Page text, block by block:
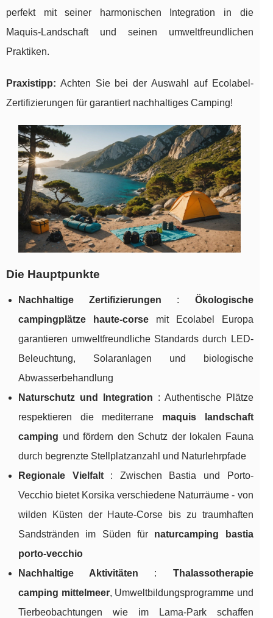
perfekt mit seiner harmonischen Integration in die
Maquis-Landschaft und seinen umweltfreundlichen
Praktiken.
Praxistipp: Achten Sie bei der Auswahl auf Ecolabel-
Zertifizierungen für garantiert nachhaltiges Camping!
Die Hauptpunkte
Nachhaltige Zertifizierungen : Ökologische
campingplätze haute-corsemit Ecolabel
Europa
garantieren umweltfreundliche Standards durch LED-
Beleuchtung, Solaranlagen und biologische
Abwasserbehandlung
Naturschutz und Integration : Authentische Plätze
respektieren die mediterrane maquis landschaft
camping und fördern den Schutz der lokalen Fauna
durch begrenzte Stellplatzanzahl und Naturlehrpfade
Regionale Vielfalt: Zwischen Bastia und Porto-
Vecchio bietet Korsika verschiedene Naturräume - von
wilden Küsten der Haute-Corse bis zu traumhaften
Sandstränden im Süden für naturcamping bastia
porto-vecchio
Nachhaltige Aktivitäten : Thalassotherapie
camping mittelmeer, Umweltbildungsprogramme und
Tierbeobachtungen wie im Lama-Park schaffen